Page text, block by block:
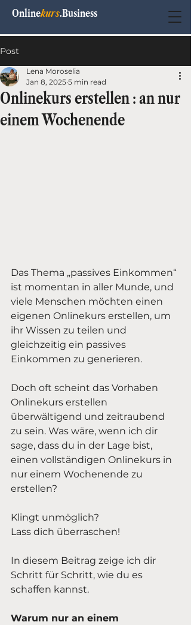
Onlinekurs.Business
Post
Onlinekurs erstellen : an nur
einem Wochenende
Lena Moroselia
Jan 8, 2025 5 min read
Das Thema „passives Einkommen“
ist momentan in aller Munde, und
viele Menschen möchten einen
eigenen Onlinekurs erstellen, um
ihr Wissen zu teilen und
gleichzeitig ein passives
Einkommen zu generieren.
Doch oft scheint das Vorhaben
Onlinekurs erstellen
überwältigend und zeitraubend
zu sein. Was wäre, wenn ich dir
sage, dass du in der Lage bist,
einen vollständigen Onlinekurs in
nur einem Wochenende zu
erstellen?
Klingt unmöglich?
Lass dich überraschen!
In diesem Beitrag zeige ich dir
Schritt für Schritt, wie du es
schaffen kannst.
Warum nur an einem